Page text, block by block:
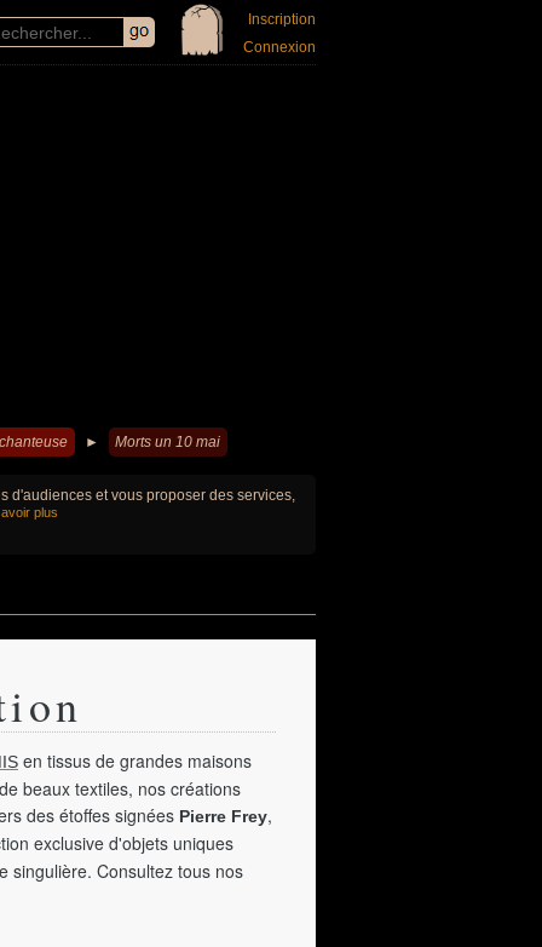
Inscription
Connexion
► Morts un 10 mai
d'audiences et vous proposer des services,
plus
en tissus de grandes maisons
beaux textiles, nos créations
des étoffes signées Pierre Frey,
exclusive d'objets uniques
singulière. Consultez tous nos